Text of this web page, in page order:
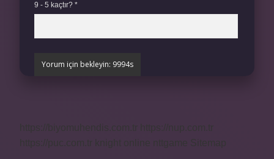
9 - 5 kaçtır? *